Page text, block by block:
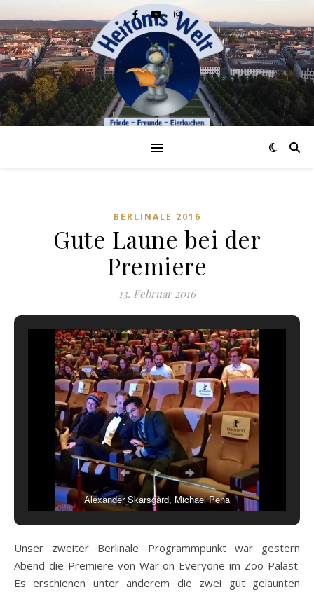
BERLINALE 2016
Gute Laune bei der
Premiere
13. Februar 2016
Alexander Skarsgård, Michael Peña
Unser zweiter Berlinale Programmpunkt war gestern
Abend die Premiere von War on Everyone im Zoo Palast.
Es erschienen unter anderem die zwei gut gelaunten